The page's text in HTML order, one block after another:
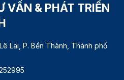
VẤN & PHÁT TRIỂN
Lai, P. Bến Thành, Thành phố